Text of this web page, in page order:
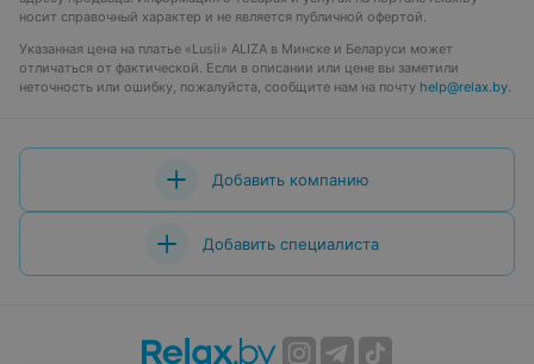
носит справочный характер и не является публичной офертой.
Указанная цена на платье «Lusii» ALIZA в Минске и Беларуси может
отличаться от фактической. Если в описании или цене вы заметили
неточность или ошибку, пожалуйста, сообщите нам на почту help@relax.by.
Добавить компанию
Добавить специалиста